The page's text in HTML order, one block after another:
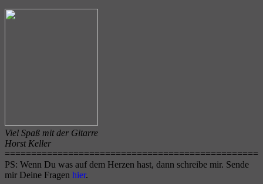
Viel Spaß mit der Gitarre
Horst Keller
PS: Wenn Du was auf dem Herzen hast, dann schreibe mir. Sende
mir Deine Fragen hier.